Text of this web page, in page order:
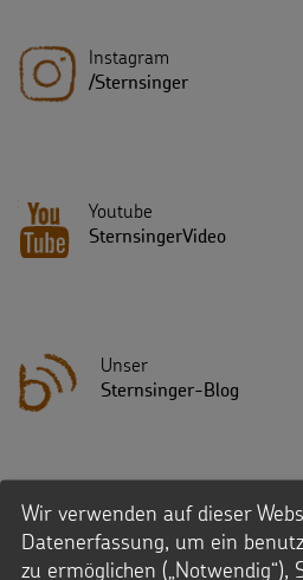
Instagram
/Sternsinger
Youtube
SternsingerVideo
Unser
Sternsinger-Blog
Fußbereich
Wir verwenden auf dieser
Datenerfassung, um ein
zu ermöglichen („Notwendig“),